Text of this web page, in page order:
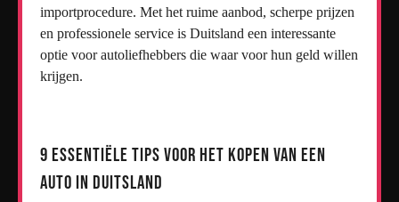
importprocedure. Met het ruime aanbod, scherpe prijzen
en professionele service is Duitsland een interessante
optie voor autoliefhebbers die waar voor hun geld willen
krijgen.
9 Essentiële Tips voor het Kopen van een
Auto in Duitsland